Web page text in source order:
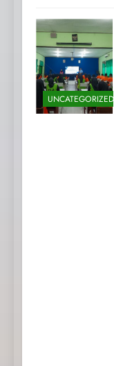
UNCATEGORIZED